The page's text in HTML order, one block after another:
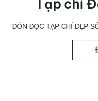
Tạp chí
ĐÓN ĐỌC TẠP CHÍ ĐẸP